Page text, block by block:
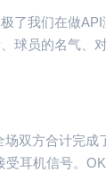
了我们在做API
球员的名气、
双方合计完成
耳机信号。